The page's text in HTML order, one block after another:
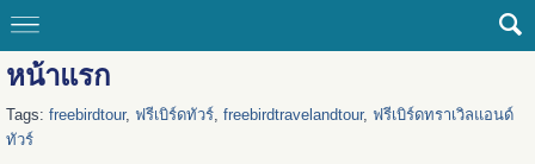
หน้าแรก
Tags: freebirdtour, ฟรีเบิร์ดทัวร์, freebirdtravelandtour, ฟรีเบิร์ดทราเวิลแอนด์
ทัวร์